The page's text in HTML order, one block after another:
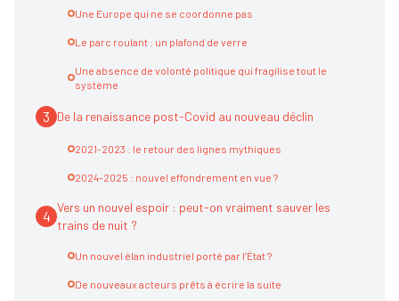
Une Europe qui ne se coordonne pas
Le parc roulant : un plafond de verre
Une absence de volonté politique qui fragilise tout le
système
3 De la renaissance post-Covid au nouveau déclin
2021-2023 : le retour des lignes mythiques
2024-2025 : nouvel effondrement en vue ?
4
Vers un nouvel espoir : peut-on vraiment sauver les
trains de nuit ?
Un nouvel élan industriel porté par l’État ?
De nouveaux acteurs prêts à écrire la suite